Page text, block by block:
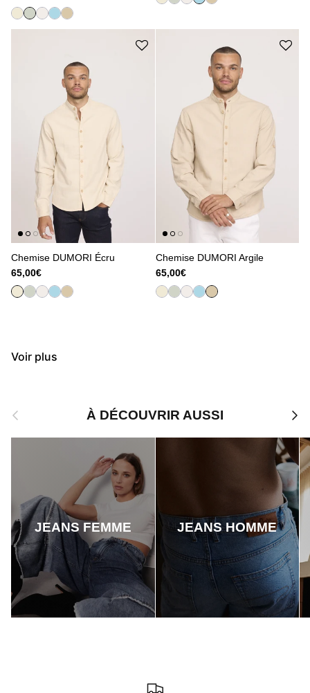
Chemise DUMORI Écru
65,00€
Chemise DUMORI Argile
65,00€
Voir plus
Précédent À DÉCOUVRIR AUSSI
JEANS FEMME JEANS HOMME